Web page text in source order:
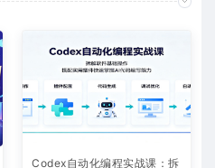
Codex自动化编程实战课：拆